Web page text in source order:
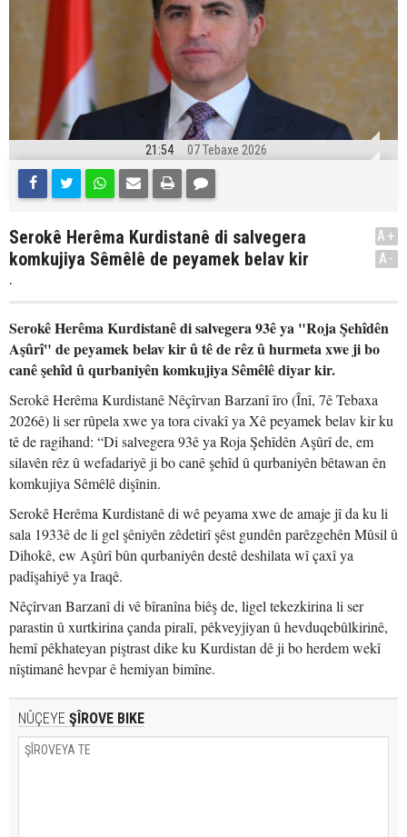
21:54 07 Tebaxe 2026
Serokê Herêma Kurdistanê di salvegera
komkujiya Sêmêlê de peyamek belav kir
.
A+
A-
Serokê Herêma Kurdistanê di salvegera 93ê ya "Roja Şehîdên
Aşûrî" de peyamek belav kir û tê de rêz û hurmeta xwe ji bo
canê şehîd û qurbaniyên komkujiya Sêmêlê diyar kir.
Serokê Herêma Kurdistanê Nêçîrvan Barzanî îro (Înî, 7ê Tebaxa
2026ê) li ser rûpela xwe ya tora civakî ya Xê peyamek belav kir ku
tê de ragihand: “Di salvegera 93ê ya Roja Şehîdên Aşûrî de, em
silavên rêz û wefadariyê ji bo canê şehîd û qurbaniyên bêtawan ên
komkujiya Sêmêlê dişînin.
Serokê Herêma Kurdistanê di wê peyama xwe de amaje jî da ku li
sala 1933ê de li gel şêniyên zêdetirî şêst gundên parêzgehên Mûsil û
Dihokê, ew Aşûrî bûn qurbaniyên destê deshilata wî çaxî ya
padîşahiyê ya Iraqê.
Nêçîrvan Barzanî di vê bîranîna biêş de, ligel tekezkirina li ser
parastin û xurtkirina çanda piralî, pêkveyjiyan û hevduqebûlkirinê,
hemî pêkhateyan piştrast dike ku Kurdistan dê ji bo herdem wekî
nîştimanê hevpar ê hemiyan bimîne.
NÛÇEYE ŞÎROVE BIKE